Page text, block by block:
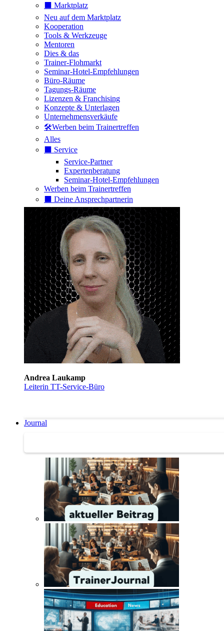
⬛️ Marktplatz
Neu auf dem Marktplatz
Kooperation
Tools & Werkzeuge
Mentoren
Dies & das
Trainer-Flohmarkt
Seminar-Hotel-Empfehlungen
Büro-Räume
Tagungs-Räume
Lizenzen & Franchising
Konzepte & Unterlagen
Unternehmensverkäufe
🛠️Werben beim Trainertreffen
Alles
⬛️ Service
Service-Partner
Expertenberatung
Seminar-Hotel-Empfehlungen
Werben beim Trainertreffen
⬛️ Deine Ansprechpartnerin
Andrea Laukamp
Leiterin TT-Service-Büro
Journal